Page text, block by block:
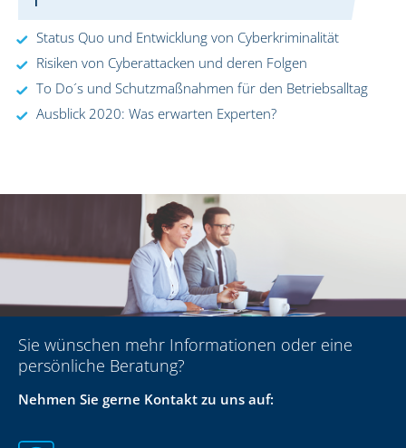
Status Quo und Entwicklung von Cyberkriminalität
Risiken von Cyberattacken und deren Folgen
To Do´s und Schutzmaßnahmen für den Betriebsalltag
Ausblick 2020: Was erwarten Experten?
Sie wünschen mehr Informationen oder eine
persönliche Beratung?
Nehmen Sie gerne Kontakt zu uns auf: